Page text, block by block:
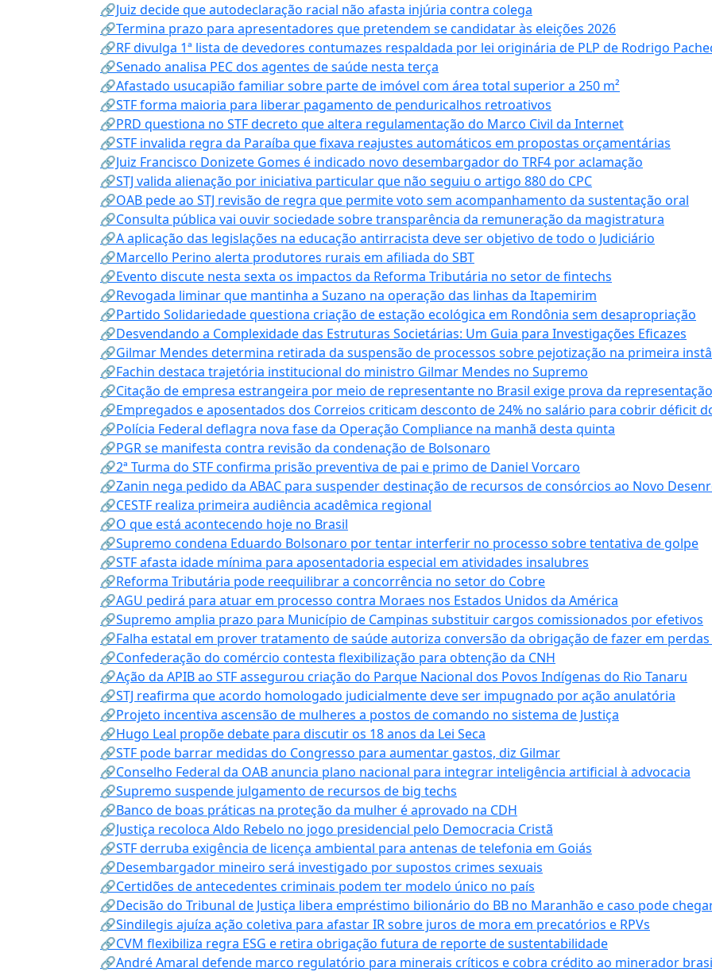
🔗Juiz decide que autodeclaração racial não afasta injúria contra colega
🔗Termina prazo para apresentadores que pretendem se candidatar às eleições 2026
🔗RF divulga 1ª lista de devedores contumazes respaldada por lei originária de PLP de Rodrigo
🔗Senado analisa PEC dos agentes de saúde nesta terça
🔗Afastado usucapião familiar sobre parte de imóvel com área total superior a 250 m²
🔗STF forma maioria para liberar pagamento de penduricalhos retroativos
🔗PRD questiona no STF decreto que altera regulamentação do Marco Civil da Internet
🔗STF invalida regra da Paraíba que fixava reajustes automáticos em propostas orçamentárias
🔗Juiz Francisco Donizete Gomes é indicado novo desembargador do TRF4 por aclamação
🔗STJ valida alienação por iniciativa particular que não seguiu o artigo 880 do CPC
🔗OAB pede ao STJ revisão de regra que permite voto sem acompanhamento da sustentação oral
🔗Consulta pública vai ouvir sociedade sobre transparência da remuneração da magistratura
🔗A aplicação das legislações na educação antirracista deve ser objetivo de todo o Judiciário
🔗Marcello Perino alerta produtores rurais em afiliada do SBT
🔗Evento discute nesta sexta os impactos da Reforma Tributária no setor de fintechs
🔗Revogada liminar que mantinha a Suzano na operação das linhas da Itapemirim
🔗Partido Solidariedade questiona criação de estação ecológica em Rondônia sem desapropriação
🔗Desvendando a Complexidade das Estruturas Societárias: Um Guia para Investigações Eficazes
🔗Gilmar Mendes determina retirada da suspensão de processos sobre pejotização na primeira
🔗Fachin destaca trajetória institucional do ministro Gilmar Mendes no Supremo
🔗Citação de empresa estrangeira por meio de representante no Brasil exige prova da representação
🔗Empregados e aposentados dos Correios criticam desconto de 24% no salário para cobrir déficit
🔗Polícia Federal deflagra nova fase da Operação Compliance na manhã desta quinta
🔗PGR se manifesta contra revisão da condenação de Bolsonaro
🔗2ª Turma do STF confirma prisão preventiva de pai e primo de Daniel Vorcaro
🔗Zanin nega pedido da ABAC para suspender destinação de recursos de consórcios ao Novo
🔗CESTF realiza primeira audiência acadêmica regional
🔗O que está acontecendo hoje no Brasil
🔗Supremo condena Eduardo Bolsonaro por tentar interferir no processo sobre tentativa de golpe
🔗STF afasta idade mínima para aposentadoria especial em atividades insalubres
🔗Reforma Tributária pode reequilibrar a concorrência no setor do Cobre
🔗AGU pedirá para atuar em processo contra Moraes nos Estados Unidos da América
🔗Supremo amplia prazo para Município de Campinas substituir cargos comissionados por efetivos
🔗Falha estatal em prover tratamento de saúde autoriza conversão da obrigação de fazer em perdas
🔗Confederação do comércio contesta flexibilização para obtenção da CNH
🔗Ação da APIB ao STF assegurou criação do Parque Nacional dos Povos Indígenas do Rio Tanaru
🔗STJ reafirma que acordo homologado judicialmente deve ser impugnado por ação anulatória
🔗Projeto incentiva ascensão de mulheres a postos de comando no sistema de Justiça
🔗Hugo Leal propõe debate para discutir os 18 anos da Lei Seca
🔗STF pode barrar medidas do Congresso para aumentar gastos, diz Gilmar
🔗Conselho Federal da OAB anuncia plano nacional para integrar inteligência artificial à advocacia
🔗Supremo suspende julgamento de recursos de big techs
🔗Banco de boas práticas na proteção da mulher é aprovado na CDH
🔗Justiça recoloca Aldo Rebelo no jogo presidencial pelo Democracia Cristã
🔗STF derruba exigência de licença ambiental para antenas de telefonia em Goiás
🔗Desembargador mineiro será investigado por supostos crimes sexuais
🔗Certidões de antecedentes criminais podem ter modelo único no país
🔗Decisão do Tribunal de Justiça libera empréstimo bilionário do BB no Maranhão e caso pode chegar
🔗Sindilegis ajuíza ação coletiva para afastar IR sobre juros de mora em precatórios e RPVs
🔗CVM flexibiliza regra ESG e retira obrigação futura de reporte de sustentabilidade
🔗André Amaral defende marco regulatório para minerais críticos e cobra crédito ao minerador